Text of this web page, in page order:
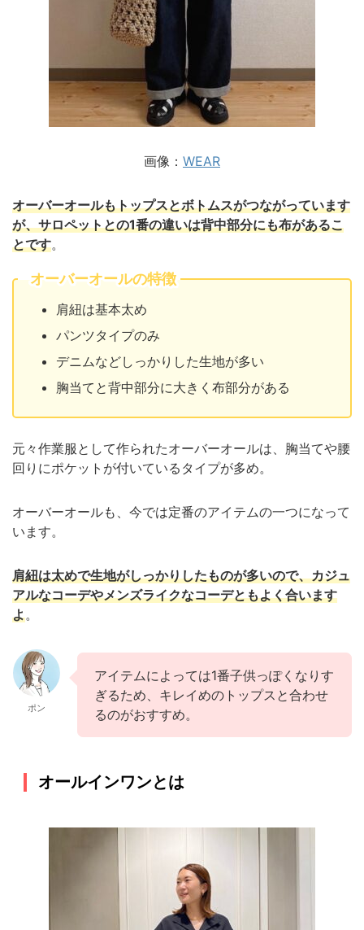
画像： WEAR
オーバーオールもトップスとボトムスがつながっています
が、サロペットとの1番の違いは背中部分にも布があるこ
とです。
オーバーオールの特徴
肩紐は基本太め
パンツタイプのみ
デニムなどしっかりした生地が多い
胸当てと背中部分に大きく布部分がある
元々作業服として作られたオーバーオールは、胸当てや腰
回りにポケットが付いているタイプが多め。
オーバーオールも、今では定番のアイテムの一つになって
います。
肩紐は太めで生地がしっかりしたものが多いので、カジュ
アルなコーデやメンズライクなコーデともよく合います
よ。
ポン
アイテムによっては1番子供っぽくなりす
ぎるため、キレイめのトップスと合わせ
るのがおすすめ。
オールインワンとは